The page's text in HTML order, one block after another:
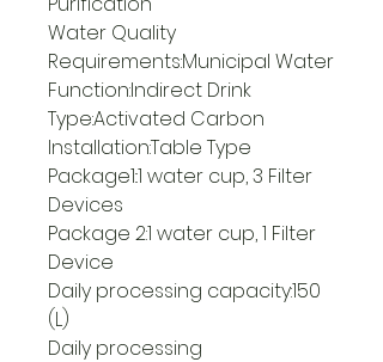
Water Quality
Requirements:Municipal Water
Function:Indirect Drink
Type:Activated Carbon
Installation:Table Type
Package1::1 water cup, 3 Filter
Devices
Package 2:1 water cup, 1 Filter
Device
Daily processing capacity:150
(L)
Daily processing